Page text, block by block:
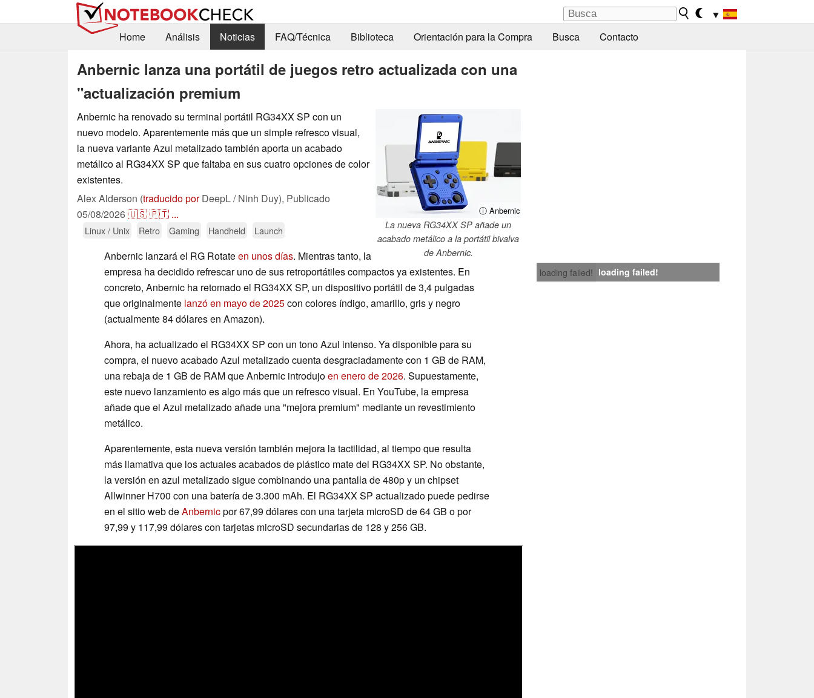
▼
Home
Análisis Noticias FAQ/Técnica Biblioteca Orientación para la Compra Busca Contacto
Anbernic lanza una portátil de juegos retro actualizada con una
"actualización premium
ⓘ Anbernic
La nueva RG34XX SP añade un
acabado metálico a la portátil bivalva
de Anbernic.
Anbernic ha renovado su terminal portátil RG34XX SP con un
nuevo modelo. Aparentemente más que un simple refresco visual,
la nueva variante Azul metalizado también aporta un acabado
metálico al RG34XX SP que faltaba en sus cuatro opciones de color
existentes.
Alex Alderson (traducido porDeepL / Ninh Duy), Publicado
05/08/2026🇺🇸🇵🇹 ...
Linux / Unix Retro Gaming Handheld Launch
loading failed! loading failed!
Anbernic lanzará el RG Rotateen unos días. Mientras tanto, la
empresa ha decidido refrescar uno de sus retroportátiles compactos ya existentes. En
concreto, Anbernic ha retomado el RG34XX SP, un dispositivo portátil de 3,4 pulgadas
que originalmente lanzó en mayo de 2025con colores índigo, amarillo, gris y negro
(actualmente 84 dólares en Amazon).
Ahora, ha actualizado el RG34XX SP con un tono Azul intenso. Ya disponible para su
compra, el nuevo acabado Azul metalizado cuenta desgraciadamente con 1 GB de RAM,
una rebaja de 1 GB de RAM que Anbernic introdujoen enero de 2026. Supuestamente,
este nuevo lanzamiento es algo más que un refresco visual. En YouTube, la empresa
añade que el Azul metalizado añade una "mejora premium" mediante un revestimiento
metálico.
Aparentemente, esta nueva versión también mejora la tactilidad, al tiempo que resulta
más llamativa que los actuales acabados de plástico mate del RG34XX SP. No obstante,
la versión en azul metalizado sigue combinando una pantalla de 480p y un chipset
Allwinner H700 con una batería de 3.300 mAh. El RG34XX SP actualizado puede pedirse
en el sitio web deAnbernicpor 67,99 dólares con una tarjeta microSD de 64 GB o por
97,99 y 117,99 dólares con tarjetas microSD secundarias de 128 y 256 GB.